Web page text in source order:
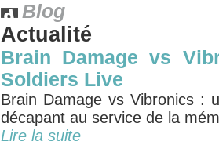
Blog
Actualité
Brain Damage vs
Soldiers Live
Brain Damage vs Vibronics :
décapant au service de la
Lire la suite